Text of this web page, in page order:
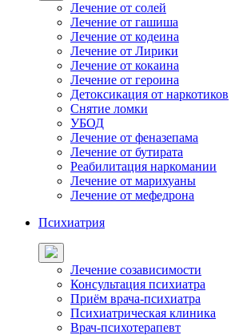
Лечение от солей
Лечение от гашиша
Лечение от кодеина
Лечение от Лирики
Лечение от кокаина
Лечение от героина
Детоксикация от наркотиков
Снятие ломки
УБОД
Лечение от феназепама
Лечение от бутирата
Реабилитация наркомании
Лечение от марихуаны
Лечение от мефедрона
Психиатрия
Лечение созависимости
Консультация психиатра
Приём врача-психиатра
Психиатрическая клиника
Врач-психотерапевт